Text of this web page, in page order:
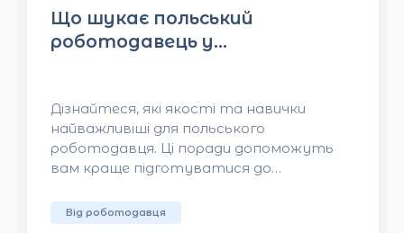
Що шукає польський
роботодавець у
Дізнайтеся, які якості та навички
найважливіші для польського
роботодавця. Ці поради допоможуть
вам краще підготуватися до
Від роботодавця